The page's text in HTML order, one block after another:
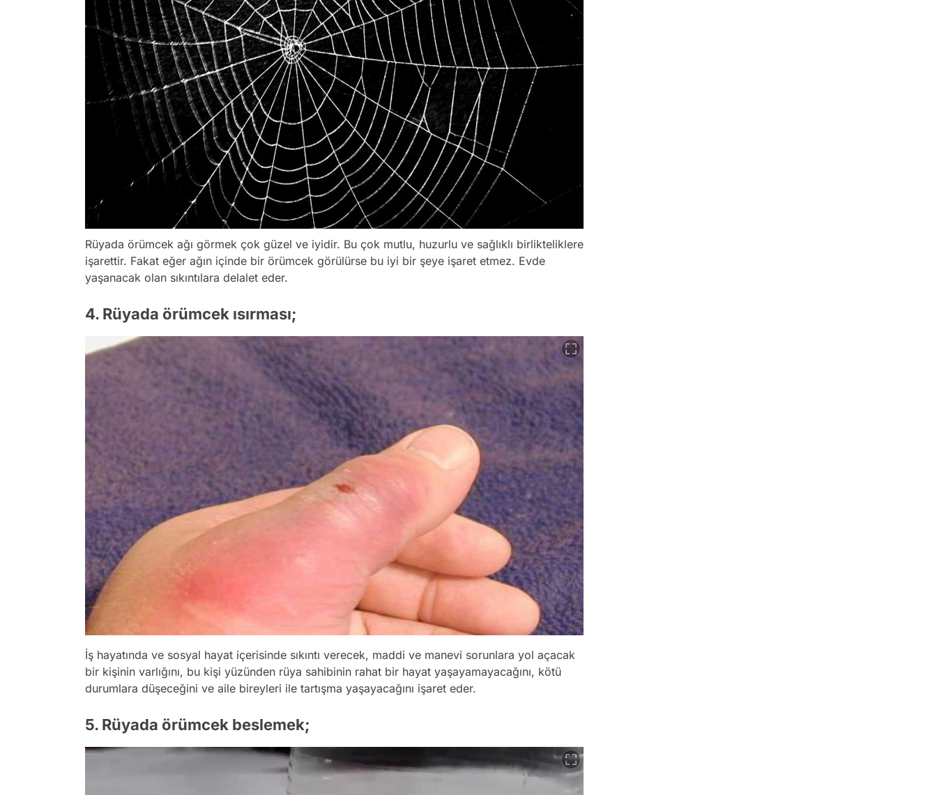
Rüyada örümcek ağı görmek çok güzel ve iyidir. Bu çok mutlu, huzurlu ve sağlıklı birlikteliklere
işarettir. Fakat eğer ağın içinde bir örümcek görülürse bu iyi bir şeye işaret etmez. Evde
yaşanacak olan sıkıntılara delalet eder.
4. Rüyada örümcek ısırması;
İş hayatında ve sosyal hayat içerisinde sıkıntı verecek, maddi ve manevi sorunlara yol açacak
bir kişinin varlığını, bu kişi yüzünden rüya sahibinin rahat bir hayat yaşayamayacağını, kötü
durumlara düşeceğini ve aile bireyleri ile tartışma yaşayacağını işaret eder.
5. Rüyada örümcek beslemek;